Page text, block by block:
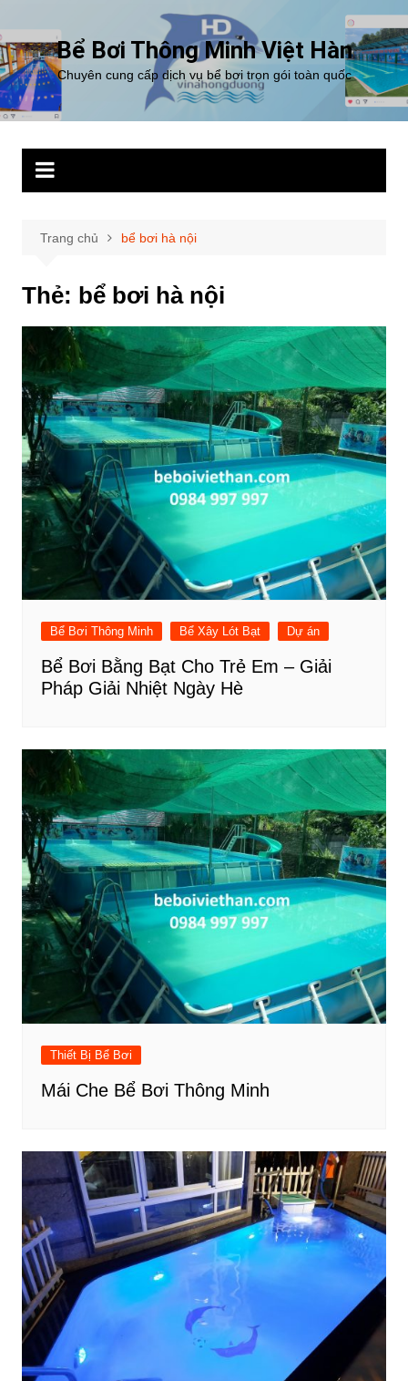
đến
phần
nội
dung
Bể Bơi Thông Minh Việt Hàn
Chuyên cung cấp dịch vụ bể bơi trọn gói toàn quốc
Trang chủ bể bơi hà nội
Thẻ: bể bơi hà nội
Bể Bơi Thông Minh Bể Xây Lót Bạt Dự án
Bể Bơi Bằng Bạt Cho Trẻ Em – Giải
Pháp Giải Nhiệt Ngày Hè
Thiết Bị Bể Bơi
Mái Che Bể Bơi Thông Minh